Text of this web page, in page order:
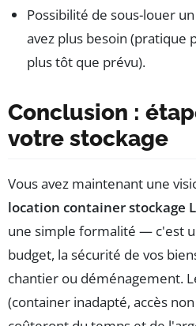
Possibilité de sous-louer
avez plus besoin (pratique
plus tôt que prévu).
Conclusion :
votre stockage
Vous avez maintenant une
location container stockage
une simple formalité — c'est
budget, la sécurité de vos
chantier ou déménagement.
(container inadapté, accès